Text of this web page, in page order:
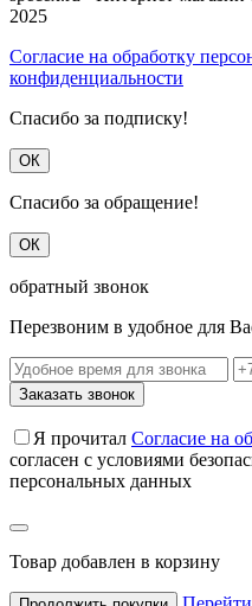
2025
Согласие на обработку
конфиденциальности
Спасибо за подписку!
ОК
Спасибо за обращение!
ОК
обратный звонок
Перезвоним в удобное для
Заказать звонок
Я прочитал Согласие на
согласен с условиями
персональных данных
Товар добавлен в корзину